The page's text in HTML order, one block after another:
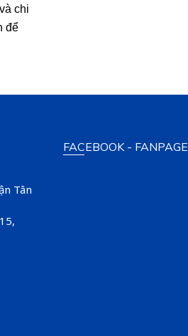
chi
để
Tân
FACEBOOK - FANPAGE